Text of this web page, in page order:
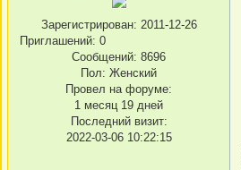
Зарегистрирован: 2011-12-26
Приглашений: 0
Сообщений: 8696
Пол: Женский
Провел на форуме:
1 месяц 19 дней
Последний визит:
2022-03-06 10:22:15